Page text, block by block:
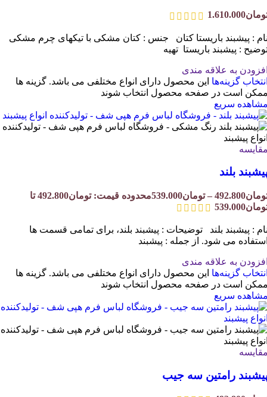
1.610.000
: پیشبند باریستا کتان جنس : کتان مشکی با تیکهای چرم مشکی
: پیشبند باریستا تهیه
به علاقه مندی
گزینه‌ها این محصول دارای انواع مختلفی می باشد. گزینه ها
است در صفحه محصول انتخاب شوند
سریع
بلند
492.800
– تومان539.000
محدوده قیمت: تومان492.800 تا
: پیشبند بلند توضیحات : پیشبند بلند، برای تمامی قسمت ها
می شود. از جمله : پیشبند
به علاقه مندی
گزینه‌ها این محصول دارای انواع مختلفی می باشد. گزینه ها
است در صفحه محصول انتخاب شوند
سریع
رامتین سه جیب